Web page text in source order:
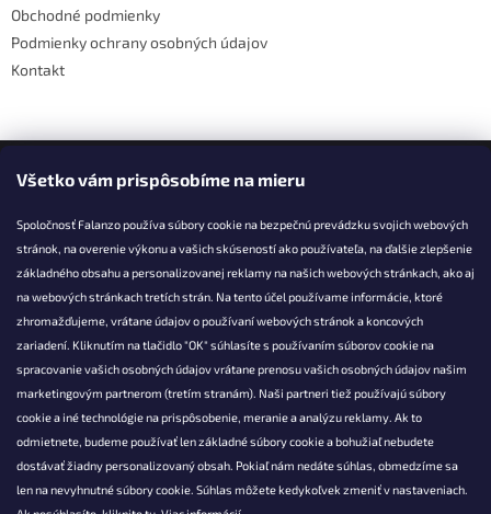
Všetko vám prispôsobíme na mieru
Spoločnosť Falanzo používa súbory cookie na bezpečnú prevádzku svojich webových
stránok, na overenie výkonu a vašich skúseností ako používateľa, na ďalšie zlepšenie
základného obsahu a personalizovanej reklamy na našich webových stránkach, ako aj
na webových stránkach tretích strán. Na tento účel používame informácie, ktoré
zhromažďujeme, vrátane údajov o používaní webových stránok a koncových
zariadení. Kliknutím na tlačidlo "OK" súhlasíte s používaním súborov cookie na
spracovanie vašich osobných údajov vrátane prenosu vašich osobných údajov našim
marketingovým partnerom (tretím stranám). Naši partneri tiež používajú súbory
cookie a iné technológie na prispôsobenie, meranie a analýzu reklamy. Ak to
odmietnete, budeme používať len základné súbory cookie a bohužiaľ nebudete
dostávať žiadny personalizovaný obsah. Pokiaľ nám nedáte súhlas, obmedzíme sa
len na nevyhnutné súbory cookie. Súhlas môžete kedykoľvek zmeniť v nastaveniach.
Obchodné podmienky
Podmienky ochrany osobných údajov
Kontakt
Facebook
KONTAKT
info@falanzo.sk
Falanzo.sk
FalanzoSK